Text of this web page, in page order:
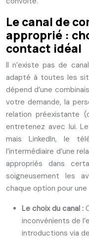
Le canal de
approprié :
contact idéal
Il n’existe pas de
adapté à toutes les
dépend d’une
votre demande, la
relation préexistante
entretenez avec lui.
mais LinkedIn, le
l’intermédiaire d’une
appropriés dans
soigneusement les
chaque option pour
Le choix du canal :
inconvénients de
introductions via